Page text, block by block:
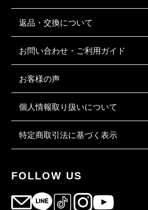
返品・交換について
お問い合わせ・ご利用ガイド
お客様の声
個人情報取り扱いについて
特定商取引法に基づく表示
FOLLOW US